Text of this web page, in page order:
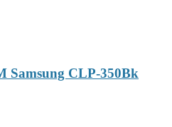
Samsung CLP-350Bk